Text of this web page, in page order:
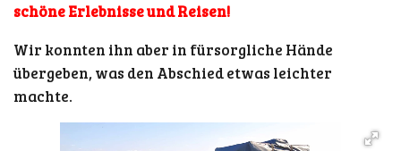
schöne Erlebnisse und Reisen!
Wir konnten ihn aber in fürsorgliche Hände
übergeben, was den Abschied etwas leichter
machte.